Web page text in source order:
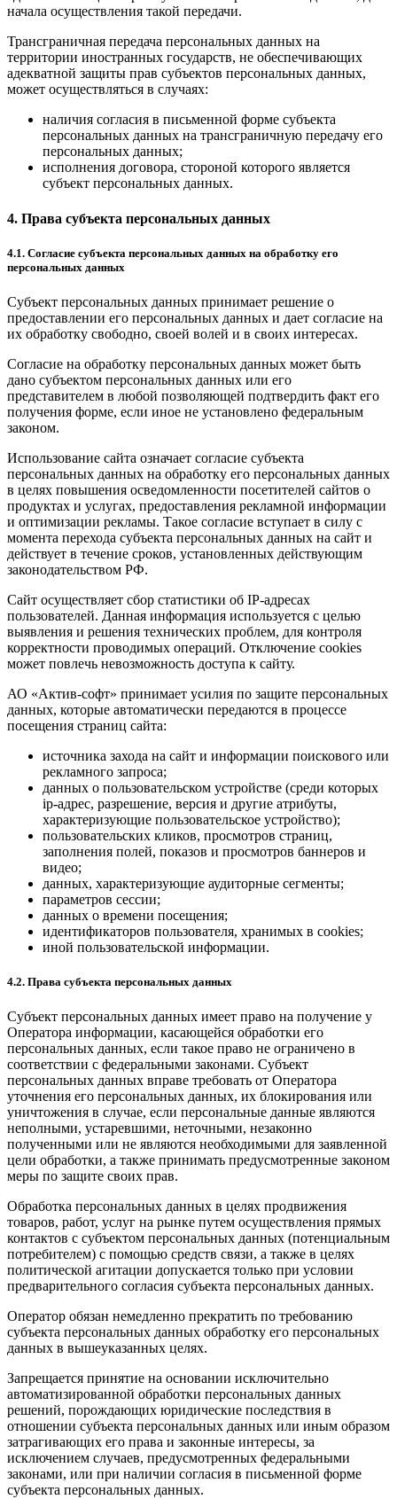
начала осуществления такой передачи.
Трансграничная передача персональных данных на
территории иностранных государств, не обеспечивающих
адекватной защиты прав субъектов персональных данных,
может осуществляться в случаях:
наличия согласия в письменной форме субъекта
персональных данных на трансграничную передачу его
персональных данных;
исполнения договора, стороной которого является
субъект персональных данных.
4. Права субъекта персональных данных
4.1. Согласие субъекта персональных данных на обработку его
персональных данных
Субъект персональных данных принимает решение о
предоставлении его персональных данных и дает согласие на
их обработку свободно, своей волей и в своих интересах.
Согласие на обработку персональных данных может быть
дано субъектом персональных данных или его
представителем в любой позволяющей подтвердить факт его
получения форме, если иное не установлено федеральным
законом.
Использование сайта означает согласие субъекта
персональных данных на обработку его персональных данных
в целях повышения осведомленности посетителей сайтов о
продуктах и услугах, предоставления рекламной информации
и оптимизации рекламы. Такое согласие вступает в силу с
момента перехода субъекта персональных данных на сайт и
действует в течение сроков, установленных действующим
законодательством РФ.
Сайт осуществляет сбор статистики об IP-адресах
пользователей. Данная информация используется с целью
выявления и решения технических проблем, для контроля
корректности проводимых операций. Отключение cookies
может повлечь невозможность доступа к сайту.
АО «Актив-софт» принимает усилия по защите персональных
данных, которые автоматически передаются в процессе
посещения страниц сайта:
источника захода на сайт и информации поискового или
рекламного запроса;
данных о пользовательском устройстве (среди которых
ip-адрес, разрешение, версия и другие атрибуты,
характеризующие пользовательское устройство);
пользовательских кликов, просмотров страниц,
заполнения полей, показов и просмотров баннеров и
видео;
данных, характеризующие аудиторные сегменты;
параметров сессии;
данных о времени посещения;
идентификаторов пользователя, хранимых в cookies;
иной пользовательской информации.
4.2. Права субъекта персональных данных
Субъект персональных данных имеет право на получение у
Оператора информации, касающейся обработки его
персональных данных, если такое право не ограничено в
соответствии с федеральными законами. Субъект
персональных данных вправе требовать от Оператора
уточнения его персональных данных, их блокирования или
уничтожения в случае, если персональные данные являются
неполными, устаревшими, неточными, незаконно
полученными или не являются необходимыми для заявленной
цели обработки, а также принимать предусмотренные законом
меры по защите своих прав.
Обработка персональных данных в целях продвижения
товаров, работ, услуг на рынке путем осуществления прямых
контактов с субъектом персональных данных (потенциальным
потребителем) с помощью средств связи, а также в целях
политической агитации допускается только при условии
предварительного согласия субъекта персональных данных.
Оператор обязан немедленно прекратить по требованию
субъекта персональных данных обработку его персональных
данных в вышеуказанных целях.
Запрещается принятие на основании исключительно
автоматизированной обработки персональных данных
решений, порождающих юридические последствия в
отношении субъекта персональных данных или иным образом
затрагивающих его права и законные интересы, за
исключением случаев, предусмотренных федеральными
законами, или при наличии согласия в письменной форме
субъекта персональных данных.